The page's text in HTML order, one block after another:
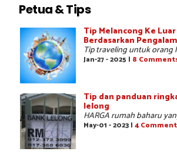
Petua & Tips
Tip Melancong Ke
Berdasarkan
Tip traveling untuk orang
Jan-27 - 2025 | 8
Tip dan panduan
lelong
HARGA rumah baharu
May-01 - 2023 | 4